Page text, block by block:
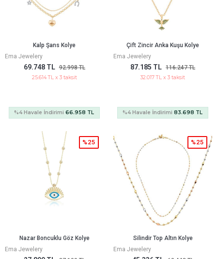
Kalp Şans Kolye
Ema Jewelery
69.748 TL 92.998 TL
25.614 TL x 3 taksit
%4 Havale İndirimi66.958 TL
Çift Zincir Anka Kuşu Kolye
Ema Jewelery
87.185 TL 116.247 TL
32.017 TL x 3 taksit
%4 Havale İndirimi83.698 TL
Nazar Boncuklu Göz Kolye
Ema Jewelery
%25
Silindir Top Altın Kolye
Ema Jewelery
%25